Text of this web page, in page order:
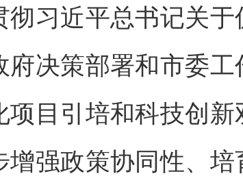
习近平总书记关
决策部署和市委
目引培和科技创
强政策协同性、培